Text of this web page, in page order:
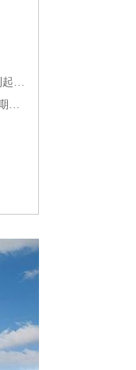
Franciacorta 可以与法国香槟媲美的意大利起泡酒
意大利葡萄酒是一幅“文化拼图”，找到长期合作伙伴最具挑战